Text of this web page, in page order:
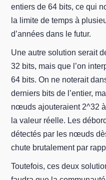
entiers de 64 bits, ce qui
la limite de temps à
d’années dans le futur.
Une autre solution serait
32 bits, mais que l’on
64 bits. On ne noterait
derniers bits de l’entier,
nœuds ajouteraient 2^32
la valeur réelle. Les
détectés par les nœuds
chute brutalement par
Toutefois, ces deux